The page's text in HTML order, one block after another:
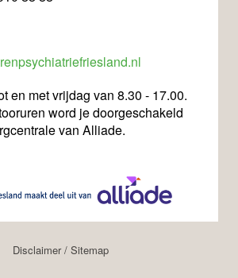
en met vrijdag van 8.30 - 17.00.
word je doorgeschakeld
van Alliade.
Disclaimer/ Sitemap